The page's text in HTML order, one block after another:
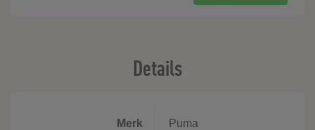
Details
Merk Puma